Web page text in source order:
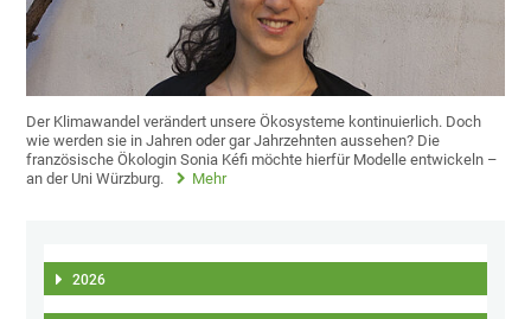
Der Klimawandel verändert unsere Ökosysteme kontinuierlich. Doch
wie werden sie in Jahren oder gar Jahrzehnten aussehen? Die
französische Ökologin Sonia Kéfi möchte hierfür Modelle entwickeln –
an der Uni Würzburg.
Mehr
2026